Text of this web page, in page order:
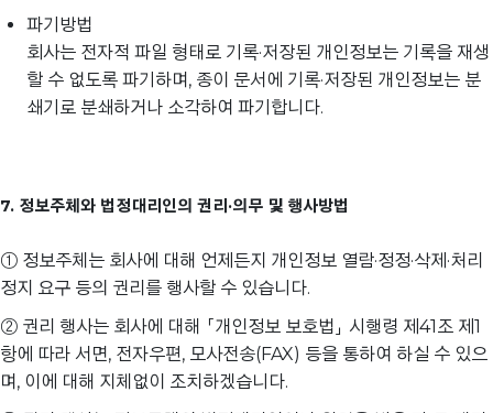
파기방법
회사는 전자적 파일 형태로 기록·저장된 개인정보는 기록을 재생
할 수 없도록 파기하며, 종이 문서에 기록·저장된 개인정보는 분
쇄기로 분쇄하거나 소각하여 파기합니다.
7. 정보주체와 법정대리인의 권리·의무 및 행사방법
① 정보주체는 회사에 대해 언제든지 개인정보 열람·정정·삭제·처리
정지 요구 등의 권리를 행사할 수 있습니다.
② 권리 행사는 회사에 대해 「개인정보 보호법」 시행령 제41조 제1
항에 따라 서면, 전자우편, 모사전송(FAX) 등을 통하여 하실 수 있으
며, 이에 대해 지체없이 조치하겠습니다.